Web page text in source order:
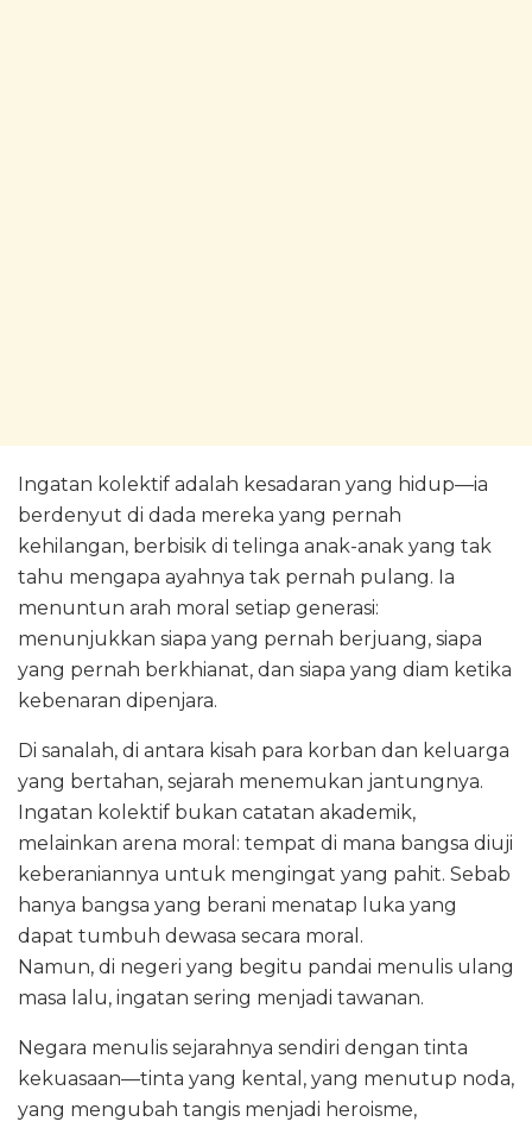
Ingatan kolektif adalah kesadaran yang hidup—ia
berdenyut di dada mereka yang pernah
kehilangan, berbisik di telinga anak-anak yang tak
tahu mengapa ayahnya tak pernah pulang. Ia
menuntun arah moral setiap generasi:
menunjukkan siapa yang pernah berjuang, siapa
yang pernah berkhianat, dan siapa yang diam ketika
kebenaran dipenjara.
Di sanalah, di antara kisah para korban dan keluarga
yang bertahan, sejarah menemukan jantungnya.
Ingatan kolektif bukan catatan akademik,
melainkan arena moral: tempat di mana bangsa diuji
keberaniannya untuk mengingat yang pahit. Sebab
hanya bangsa yang berani menatap luka yang
dapat tumbuh dewasa secara moral.
Namun, di negeri yang begitu pandai menulis ulang
masa lalu, ingatan sering menjadi tawanan.
Negara menulis sejarahnya sendiri dengan tinta
kekuasaan—tinta yang kental, yang menutup noda,
yang mengubah tangis menjadi heroisme,